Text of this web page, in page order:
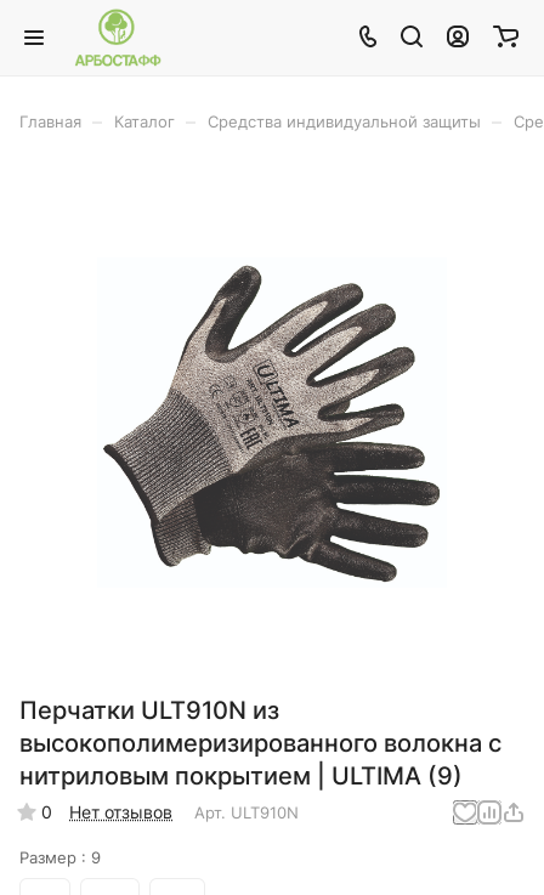
Главная Каталог Средства индивидуальной защиты
Перчатки ULT910N из
высокополимеризированного волокна c
нитриловым покрытием | ULTIMA (9)
0 Нет отзывов Арт. ULT910N
Размер : 9